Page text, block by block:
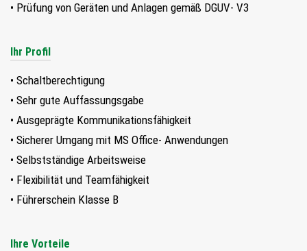
• Prüfung von Geräten und Anlagen gemäß DGUV- V3
Ihr Profil
• Schaltberechtigung
• Sehr gute Auffassungsgabe
• Ausgeprägte Kommunikationsfähigkeit
• Sicherer Umgang mit MS Office- Anwendungen
• Selbstständige Arbeitsweise
• Flexibilität und Teamfähigkeit
• Führerschein Klasse B
Ihre Vorteile